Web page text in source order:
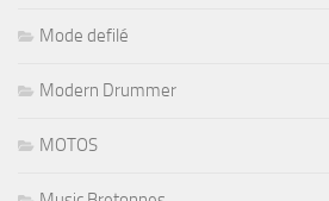
Mode defilé
Modern Drummer
MOTOS